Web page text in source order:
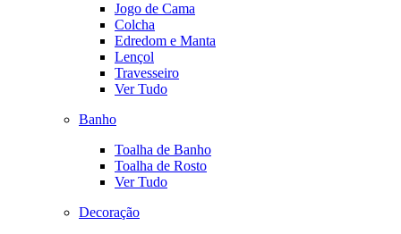
Jogo de Cama
Colcha
Edredom e Manta
Lençol
Travesseiro
Ver Tudo
Banho
Toalha de Banho
Toalha de Rosto
Ver Tudo
Decoração